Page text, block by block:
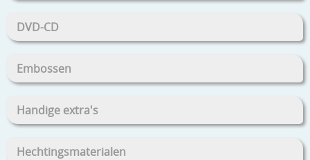
DVD-CD
Embossen
Handige extra's
Hechtingsmaterialen